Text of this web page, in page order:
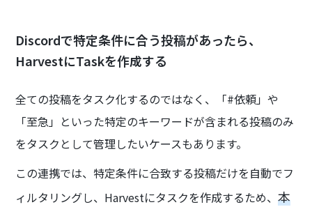
Discordで特定条件に合う投稿があったら、
HarvestにTaskを作成する
全ての投稿をタスク化するのではなく、「#依頼」や
「至急」といった特定のキーワードが含まれる投稿のみ
をタスクとして管理したいケースもあります。
この連携では、特定条件に合致する投稿だけを自動でフ
ィルタリングし、Harvestにタスクを作成するため、本